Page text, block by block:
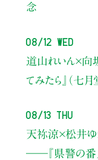
念
08/12 Wed
道山れいん×向坂
てみたら』（七
08/13 Thu
天祢涼×松井ゆ
――『県警の番